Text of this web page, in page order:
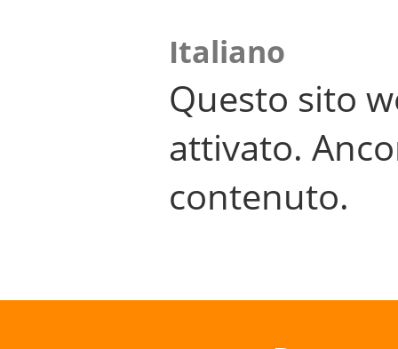
Italiano
Questo sito
attivato.
contenuto.